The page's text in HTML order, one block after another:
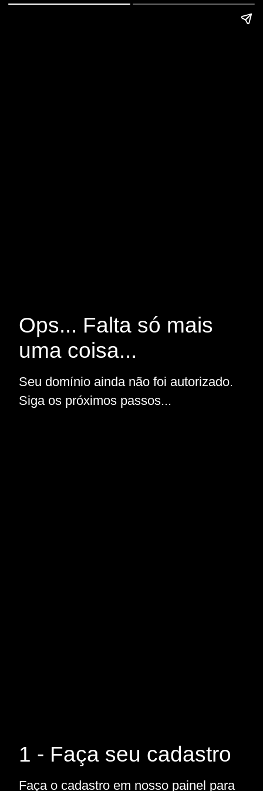
Ops... Falta só mais
uma coisa...
Seu domínio ainda não foi autorizado.
Siga os próximos passos...
1 - Faça seu cadastro
Faça o cadastro em nosso painel para